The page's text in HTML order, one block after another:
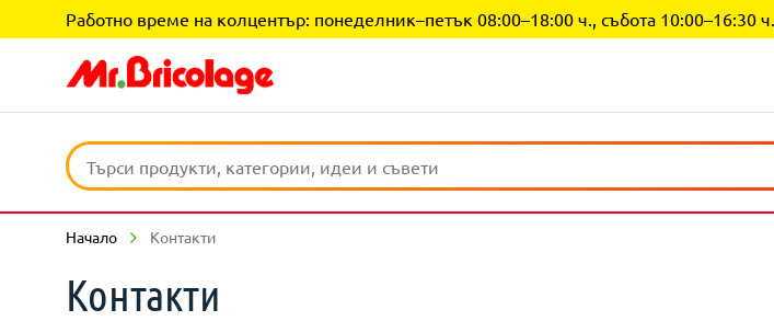
Работно време на колцентър: понеделник–петък 08:00–18:00 ч., събота 10:00–16:30
Начало Контакти
Контакти